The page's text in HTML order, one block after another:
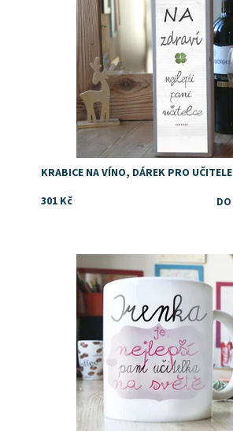
KRABICE NA VÍNO, DÁREK PRO UČITELE
301 Kč
Dostupnost: Skladem